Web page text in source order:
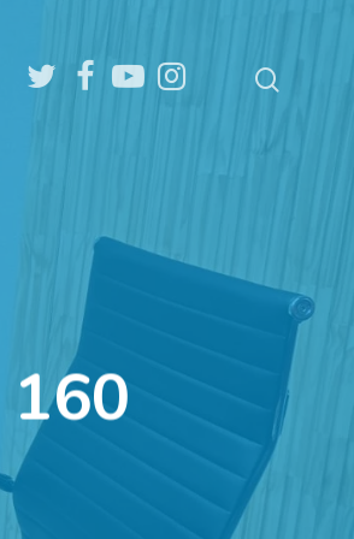
twitter facebookyoutubeinstagram